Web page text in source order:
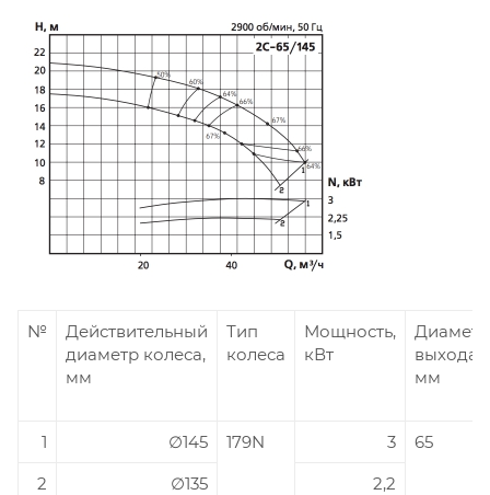
№
Действительный
диаметр колеса,
мм
Тип
колеса
Мощность,
кВт
Диаметр
выхода,
мм
1 ∅145 179N 3
65
2
∅135 2,2